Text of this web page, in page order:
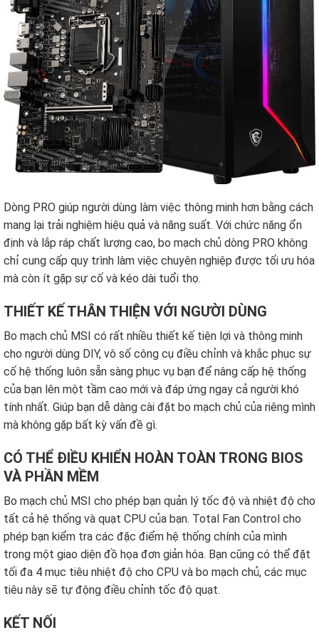
Dòng PRO giúp người dùng làm việc thông minh hơn bằng cách
mang lại trải nghiệm hiệu quả và năng suất. Với chức năng ổn
định và lắp ráp chất lượng cao, bo mạch chủ dòng PRO không
chỉ cung cấp quy trình làm việc chuyên nghiệp được tối ưu hóa
mà còn ít gặp sự cố và kéo dài tuổi thọ.
THIẾT KẾ THÂN THIỆN VỚI NGƯỜI DÙNG
Bo mạch chủ MSI có rất nhiều thiết kế tiện lợi và thông minh
cho người dùng DIY, vô số công cụ điều chỉnh và khắc phục sự
cố hệ thống luôn sẵn sàng phục vụ bạn để nâng cấp hệ thống
của bạn lên một tầm cao mới và đáp ứng ngay cả người khó
tính nhất. Giúp bạn dễ dàng cài đặt bo mạch chủ của riêng mình
mà không gặp bất kỳ vấn đề gì.
CÓ THỂ ĐIỀU KHIỂN HOÀN TOÀN TRONG BIOS
VÀ PHẦN MỀM
Bo mạch chủ MSI cho phép bạn quản lý tốc độ và nhiệt độ cho
tất cả hệ thống và quạt CPU của bạn. Total Fan Control cho
phép bạn kiểm tra các đặc điểm hệ thống chính của mình
trong một giao diện đồ họa đơn giản hóa. Bạn cũng có thể đặt
tối đa 4 mục tiêu nhiệt độ cho CPU và bo mạch chủ, các mục
tiêu này sẽ tự động điều chỉnh tốc độ quạt.
KẾT NỐI